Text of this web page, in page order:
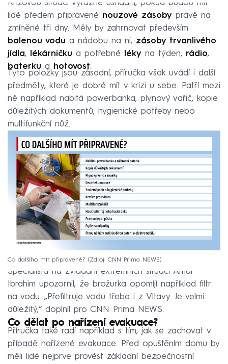
Krizovou situaci výrazně usnadní, pokud budou mít
lidé předem připravené nouzové zásoby právě na
zmíněné tři dny. Měly by zahrnovat především
balenou vodu a nádobu na ni, zásoby trvanlivého
jídla, lékárničku a potřebné léky na týden, rádio,
baterku a hotovost.
Tyto položky jsou zásadní, příručka však uvádí i další
předměty, které je dobré mít v krizi u sebe. Patří mezi
ně například nabitá powerbanka, plynový vařič, kopie
důležitých dokumentů, hygienické potřeby nebo
multifunkční nůž.
Co dalšího mít připravené? Zdroj: CNN Prima NEWS
Specialista na zvládání extrémních situací Amar
Ibrahim upozornil, že brožurka opomíjí například filtr
na vodu. „Přefiltruje vodu třeba i z Vltavy. Je velmi
důležitý,“ doplnil pro CNN Prima NEWS.
Co dělat po nařízení evakuace?
Příručka také radí například s tím, jak se zachovat v
případě nařízené evakuace. Před opuštěním domu by
měli lidé nejprve provést základní bezpečnostní